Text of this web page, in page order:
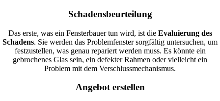
Schadensbeurteilung
Das erste, was ein Fensterbauer tun wird, ist die Evaluierung des
Schadens. Sie werden das Problemfenster sorgfältig untersuchen, um
festzustellen, was genau repariert werden muss. Es könnte ein
gebrochenes Glas sein, ein defekter Rahmen oder vielleicht ein
Problem mit dem Verschlussmechanismus.
Angebot erstellen